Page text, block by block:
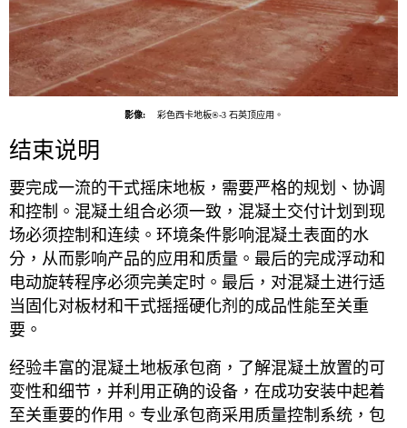
影像: 彩色西卡地板®-3 石英顶应用。
结束说明
要完成一流的干式摇床地板，需要严格的规划、协调
和控制。混凝土组合必须一致，混凝土交付计划到现
场必须控制和连续。环境条件影响混凝土表面的水
分，从而影响产品的应用和质量。最后的完成浮动和
电动旋转程序必须完美定时。最后，对混凝土进行适
当固化对板材和干式摇摇硬化剂的成品性能至关重
要。
经验丰富的混凝土地板承包商，了解混凝土放置的可
变性和细节，并利用正确的设备，在成功安装中起着
至关重要的作用。专业承包商采用质量控制系统，包